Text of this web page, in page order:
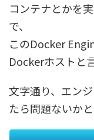
コンテナとかを
で、
このDocker
Dockerホストと
文字通り、エン
たら問題ないかと